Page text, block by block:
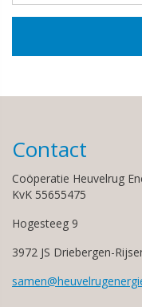
Contact
Coöperatie Heuvelrug
KvK 55655475
Hogesteeg 9
3972 JS Driebergen-